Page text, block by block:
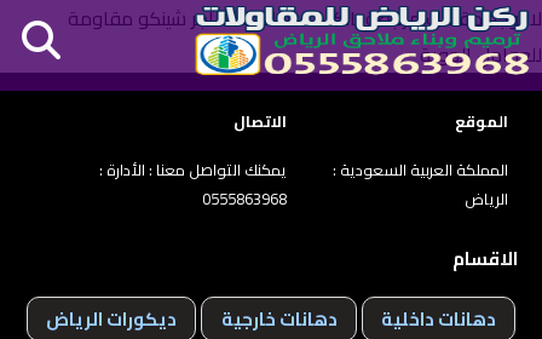
لا توجد مقالات مرتبطة بالكلمة الدلالية: هناجر شينكو مقاومة
للعوامل الجوية
الموقع
الاتصال
المملكة العربية السعودية :
الرياض
يمكنك التواصل معنا : الأدارة :
0555863968
الاقسام
دهانات داخلية
دهانات خارجية
ديكورات الرياض